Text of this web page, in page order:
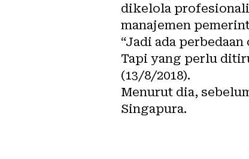
dikelola
manajemen
“Jadi ada
Tapi yang perlu
(13/8/2018).
Menurut dia,
Singapura.